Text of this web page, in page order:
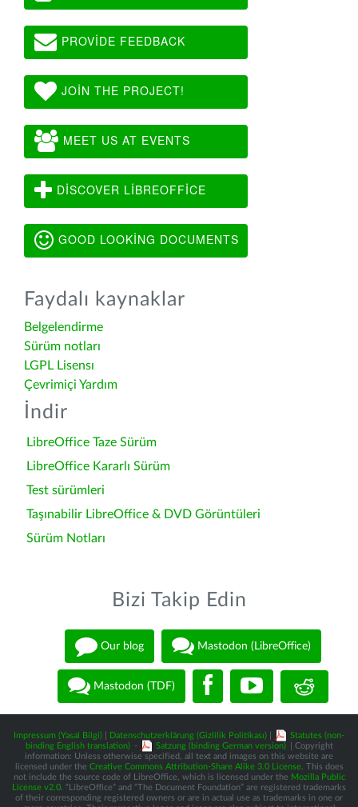
PROVIDE FEEDBACK
JOIN THE PROJECT!
MEET US AT EVENTS
DISCOVER LIBREOFFICE
GOOD LOOKING DOCUMENTS
Faydalı kaynaklar
Belgelendirme
Sürüm notları
LGPL Lisensı
Çevrimiçi Yardım
İndir
LibreOffice Taze Sürüm
LibreOffice Kararlı Sürüm
Test sürümleri
Taşınabilir LibreOffice & DVD Görüntüleri
Sürüm Notları
Bizi Takip Edin
Our blog Mastodon (LibreOffice)
Mastodon (TDF)
Impressum (Yasal Bilgi) Datenschutzerklärung (Gizlilik Politikası)
Statutes (non-
binding English translation) - Satzung (binding German version)
| Copyright
information: Unless otherwise specified, all text and images on this website are
licensed under the Creative Commons Attribution-Share Alike 3.0 License. This does
not include the source code of LibreOffice, which is licensed under the Mozilla Public
License v2.0 . “LibreOffice” and “The Document Foundation” are registered trademarks
of their corresponding registered owners or are in actual use as trademarks in one or